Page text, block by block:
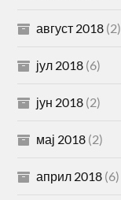
август 2018 (2)
јул 2018 (6)
јун 2018 (2)
мај 2018 (2)
април 2018 (6)